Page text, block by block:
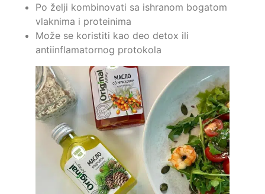
Po želji kombinovati sa ishranom bogatom
vlaknima i proteinima
Može se koristiti kao deo detox ili
antiinflamatornog protokola